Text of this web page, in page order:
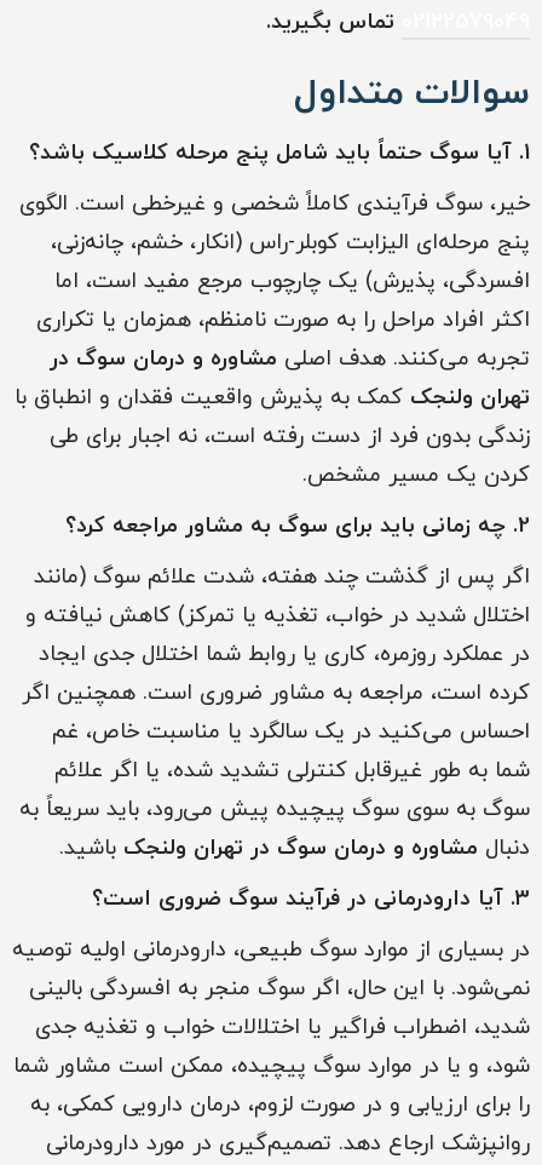
تماس بگیرید.
سوالات متداول
1. آیا سوگ حتماً باید شامل پنج مرحله کلاسیک باشد؟
خیر، سوگ فرآیندی کاملاً شخصی و غیرخطی است. الگوی
پنج مرحله‌ای الیزابت کوبلر-راس (انکار، خشم، چانه‌زنی،
افسردگی، پذیرش) یک چارچوب مرجع مفید است، اما
اکثر افراد مراحل را به صورت نامنظم، همزمان یا تکراری
تجربه می‌کنند. هدف اصلی مشاوره و درمان سوگ در
تهران ولنجک کمک به پذیرش واقعیت فقدان و انطباق با
زندگی بدون فرد از دست رفته است، نه اجبار برای طی
کردن یک مسیر مشخص.
2. چه زمانی باید برای سوگ به مشاور مراجعه کرد؟
اگر پس از گذشت چند هفته، شدت علائم سوگ (مانند
اختلال شدید در خواب، تغذیه یا تمرکز) کاهش نیافته و
در عملکرد روزمره، کاری یا روابط شما اختلال جدی ایجاد
کرده است، مراجعه به مشاور ضروری است. همچنین اگر
احساس می‌کنید در یک سالگرد یا مناسبت خاص، غم
شما به طور غیرقابل کنترلی تشدید شده، یا اگر علائم
سوگ به سوی سوگ پیچیده پیش می‌رود، باید سریعاً به
دنبال مشاوره و درمان سوگ در تهران ولنجک باشید.
3. آیا دارودرمانی در فرآیند سوگ ضروری است؟
در بسیاری از موارد سوگ طبیعی، دارودرمانی اولیه توصیه
نمی‌شود. با این حال، اگر سوگ منجر به افسردگی بالینی
شدید، اضطراب فراگیر یا اختلالات خواب و تغذیه جدی
شود، و یا در موارد سوگ پیچیده، ممکن است مشاور شما
را برای ارزیابی و در صورت لزوم، درمان دارویی کمکی، به
روانپزشک ارجاع دهد. تصمیم‌گیری در مورد دارودرمانی